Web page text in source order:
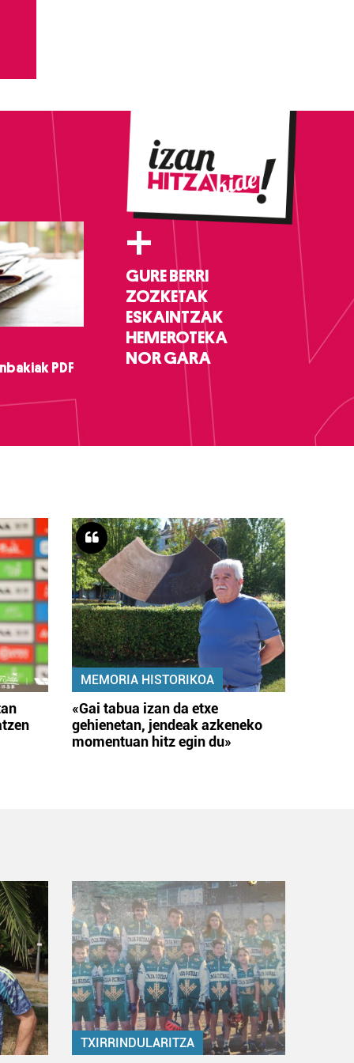
PDF
+
GURE BERRI
ZOZKETAK
ESKAINTZAK
HEMEROTEKA
NOR GARA
MEMORIA HISTORIKOA
«Gai tabua izan da etxe
gehienetan, jendeak azkeneko
momentuan hitz egin du»
TXIRRINDULARITZA